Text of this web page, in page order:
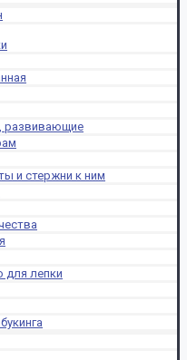
развивающие
и стержни к ним
для лепки